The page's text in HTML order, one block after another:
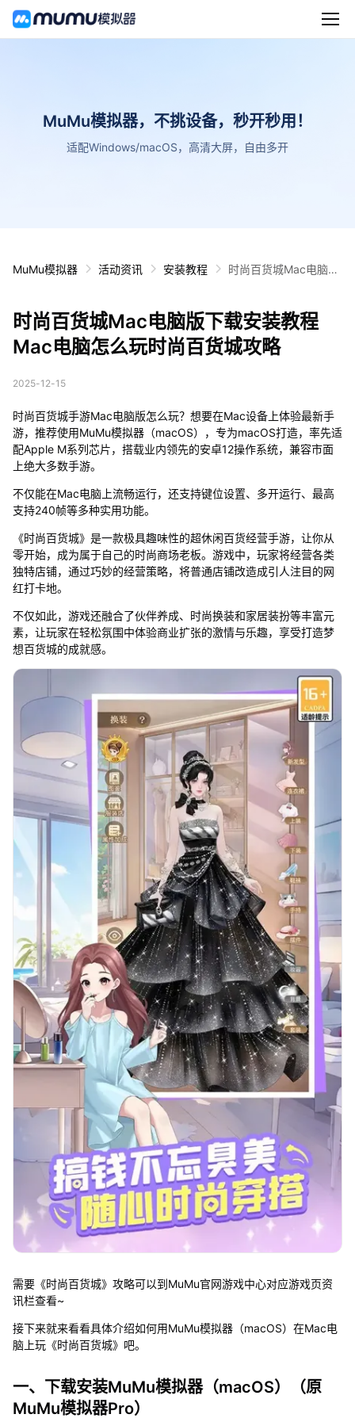
MuMu模拟器，不挑设备，秒开秒用！
适配Windows/macOS，高清大屏，自由多开
MuMu模拟器 活动资讯 安装教程
时尚百货城Mac电脑版
时尚百货城Mac电脑版下载安装教程
Mac电脑怎么玩时尚百货城攻略
2025-12-15
时尚百货城手游Mac电脑版怎么玩？想要在Mac设备上体验最新手
游，推荐使用MuMu模拟器（macOS），专为macOS打造，率先适
配Apple M系列芯片，搭载业内领先的安卓12操作系统，兼容市面
上绝大多数手游。
不仅能在Mac电脑上流畅运行，还支持键位设置、多开运行、最高
支持240帧等多种实用功能。
《时尚百货城》是一款极具趣味性的超休闲百货经营手游，让你从
零开始，成为属于自己的时尚商场老板。游戏中，玩家将经营各类
独特店铺，通过巧妙的经营策略，将普通店铺改造成引人注目的网
红打卡地。
不仅如此，游戏还融合了伙伴养成、时尚换装和家居装扮等丰富元
素，让玩家在轻松氛围中体验商业扩张的激情与乐趣，享受打造梦
想百货城的成就感。
需要《时尚百货城》攻略可以到MuMu官网游戏中心对应游戏页资
讯栏查看~
接下来就来看看具体介绍如何用MuMu模拟器（macOS）在Mac电
脑上玩《时尚百货城》吧。
一、下载安装MuMu模拟器（macOS）（原
MuMu模拟器Pro）